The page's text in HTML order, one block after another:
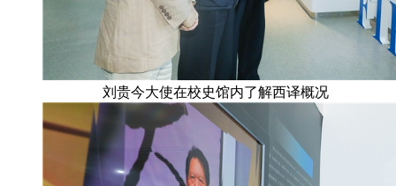
刘贵今大使在校史馆内了解西译概况